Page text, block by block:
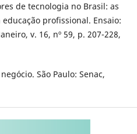
de tecnologia no Brasil: as
profissional. Ensaio:
v. 16, nº 59, p. 207-228,
São Paulo: Senac,